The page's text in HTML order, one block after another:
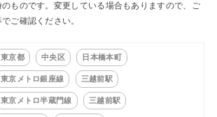
ものです。変更している場合もありますので、ご
ご確認ください。
東京都 中央区 日本橋本町
東京メトロ銀座線 三越前駅
東京メトロ半蔵門線 三越前駅